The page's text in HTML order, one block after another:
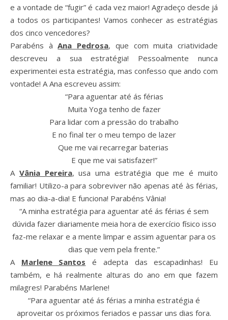
e a vontade de “fugir” é cada vez maior! Agradeço desde já
a todos os participantes! Vamos conhecer as estratégias
dos cinco vencedores?
Parabéns àAna Pedrosa, que com muita criatividade
descreveu a sua estratégia! Pessoalmente nunca
experimentei esta estratégia, mas confesso que ando com
vontade! A Ana escreveu assim:
“Para aguentar até ás férias
Muita Yoga tenho de fazer
Para lidar com a pressão do trabalho
E no final ter o meu tempo de lazer
Que me vai recarregar baterias
E que me vai satisfazer!”
A Vânia Pereira, usa uma estratégia que me é muito
familiar! Utilizo-a para sobreviver não apenas até às férias,
mas ao dia-a-dia! E funciona! Parabéns Vânia!
“A minha estratégia para aguentar até ás férias é sem
dúvida fazer diariamente meia hora de exercício físico isso
faz-me relaxar e a mente limpar e assim aguentar para os
dias que vem pela frente.”
A Marlene Santos é adepta das escapadinhas! Eu
também, e há realmente alturas do ano em que fazem
milagres! Parabéns Marlene!
“Para aguentar até ás férias a minha estratégia é
aproveitar os próximos feriados e passar uns dias fora.